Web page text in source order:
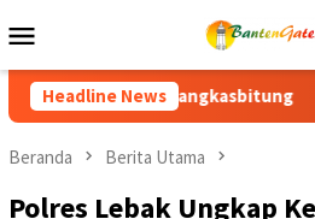
ke
Mobile
Headline News
KUA-PPAS APBD Tanah Datar
Beranda Berita Utama
Polres Lebak Ungkap